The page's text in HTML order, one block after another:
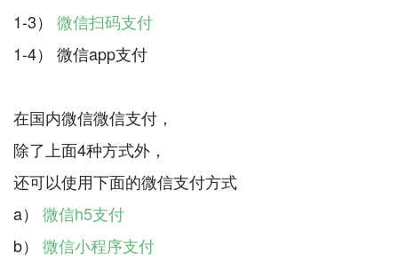
1-3） 微信扫码支付
1-4） 微信app支付
在国内微信微信支付，
除了上面4种方式外，
还可以使用下面的微信支付方式
a） 微信h5支付
b） 微信小程序支付